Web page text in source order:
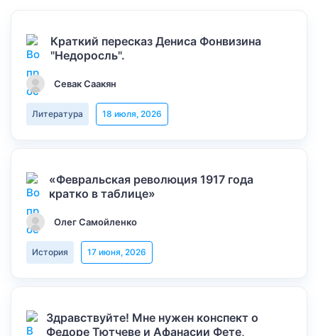
Краткий пересказ Дениса Фонвизина
"Недоросль".
Севак Саакян
Литература 18 июля, 2026
«Февральская революция 1917 года
кратко в таблице»
Олег Самойленко
История 17 июня, 2026
Здравствуйте! Мне нужен конспект о
Федоре Тютчеве и Афанасии Фете,